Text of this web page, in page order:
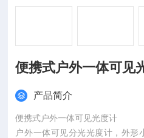
便携式户外一体可见
产品简介
便携式户外一体可见光度计
户外一体可见分光光度计，外形